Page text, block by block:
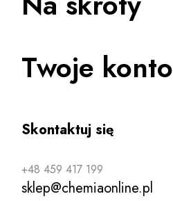
Twoje konto
Skontaktuj się
+48 459 417 199
sklep@chemiaonline.pl